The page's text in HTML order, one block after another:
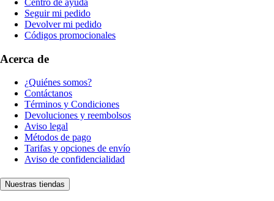
Centro de ayuda
Seguir mi pedido
Devolver mi pedido
Códigos promocionales
Acerca de
¿Quiénes somos?
Contáctanos
Términos y Condiciones
Devoluciones y reembolsos
Aviso legal
Métodos de pago
Tarifas y opciones de envío
Aviso de confidencialidad
Nuestras tiendas